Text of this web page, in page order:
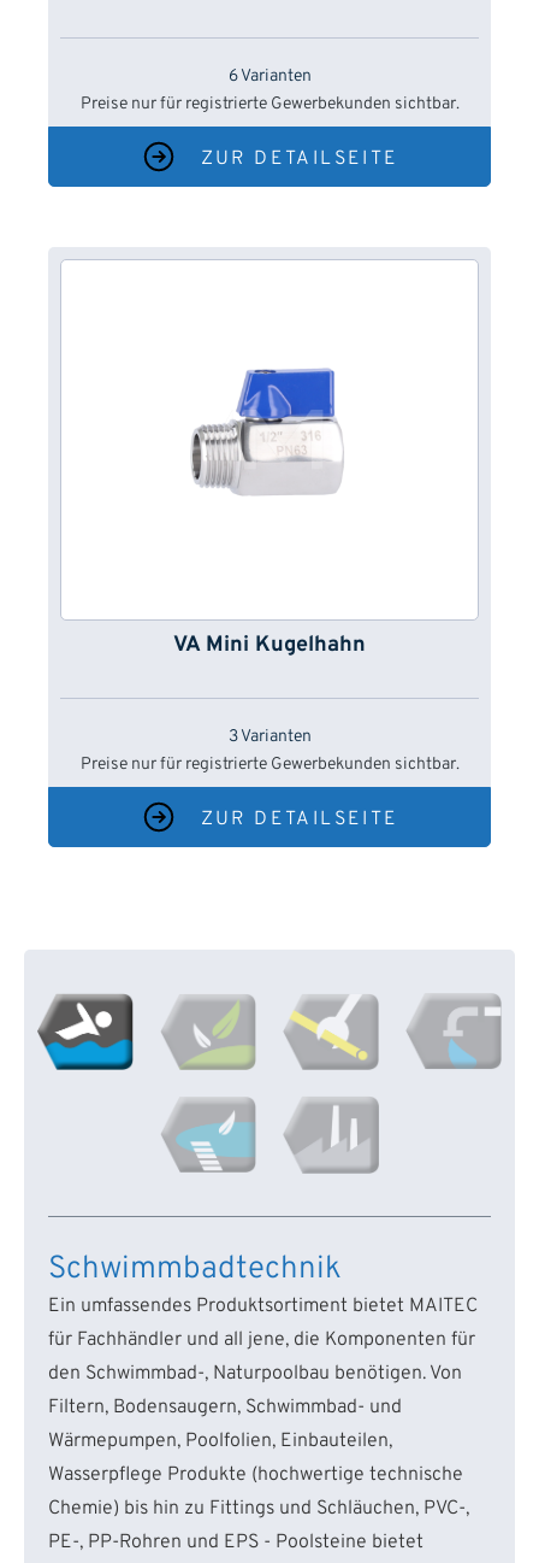
6 Varianten
Preise nur für registrierte Gewerbekunden sichtbar.
ZUR DETAILSEITE
VA Mini Kugelhahn
3 Varianten
Preise nur für registrierte Gewerbekunden sichtbar.
ZUR DETAILSEITE
Schwimmbadtechnik
Ein umfassendes Produktsortiment bietet MAITEC
für Fachhändler und all jene, die Komponenten für
den Schwimmbad-, Naturpoolbau benötigen. Von
Filtern, Bodensaugern, Schwimmbad- und
Wärmepumpen, Poolfolien, Einbauteilen,
Wasserpflege Produkte (hochwertige technische
Chemie) bis hin zu Fittings und Schläuchen, PVC-,
PE-, PP-Rohren und EPS - Poolsteine bietet